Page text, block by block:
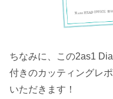
ちなみに、この2as1
付きのカッティングレ
いただきます！